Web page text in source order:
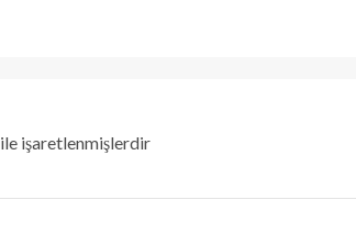
ile işaretlenmişlerdir